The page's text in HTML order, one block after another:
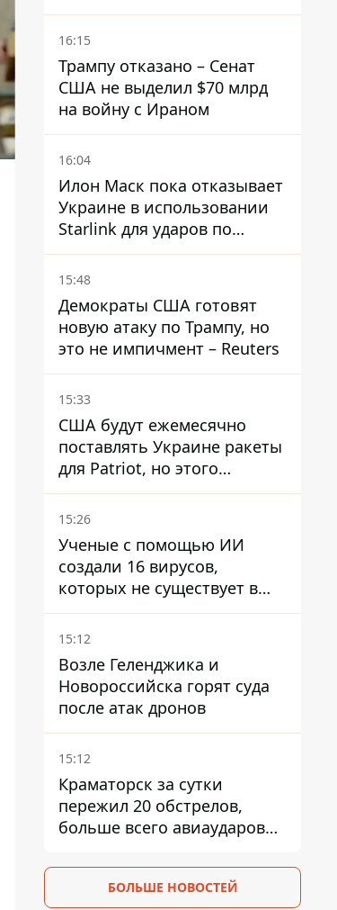
16:15
Трампу отказано – Сенат
США не выделил $70 млрд
на войну с Ираном
16:04
Илон Маск пока отказывает
Украине в использовании
Starlink для ударов по
территории России – СМИ
15:48
Демократы США готовят
новую атаку по Трампу, но
это не импичмент – Reuters
15:33
США будут ежемесячно
поставлять Украине ракеты
для Patriot, но этого
недостаточно – Зеленский
15:26
Ученые с помощью ИИ
создали 16 вирусов,
которых не существует в
природе
15:12
Возле Геленджика и
Новороссийска горят суда
после атак дронов
15:12
Краматорск за сутки
пережил 20 обстрелов,
больше всего авиаударов
БОЛЬШЕ НОВОСТЕЙ